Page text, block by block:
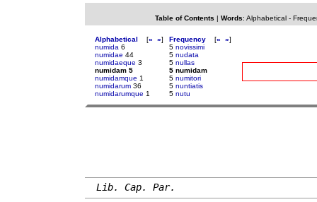
Table of Contents | Words: Alphabetical-
Alphabetical [« »]
numida 6
numidae 44
numidaeque 3
numidam 5
numidamque 1
numidarum 36
numidarumque 1
Frequency [« »]
5 novissimi
5 nudata
5 nullas
5 numidam
5 numitori
5 nuntiatis
5 nutu
Lib. Cap. Par.